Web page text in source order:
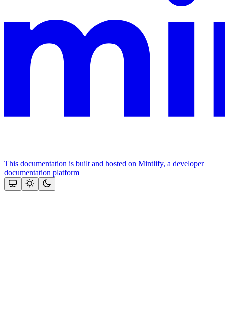
This documentation is built and hosted on Mintlify, a developer
documentation platform